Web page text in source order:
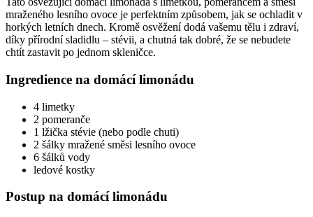
mraženého lesního ovoce je perfektním způsobem, jak se ochladit v
horkých letních dnech. Kromě osvěžení dodá vašemu tělu i zdraví,
díky přírodní sladidlu – stévii, a chutná tak dobré, že se nebudete
chtít zastavit po jednom skleničce.
Ingredience na domácí limonádu
4 limetky
2 pomeranče
1 lžička stévie (nebo podle chuti)
2 šálky mražené směsi lesního ovoce
6 šálků vody
ledové kostky
Postup na domácí limonádu